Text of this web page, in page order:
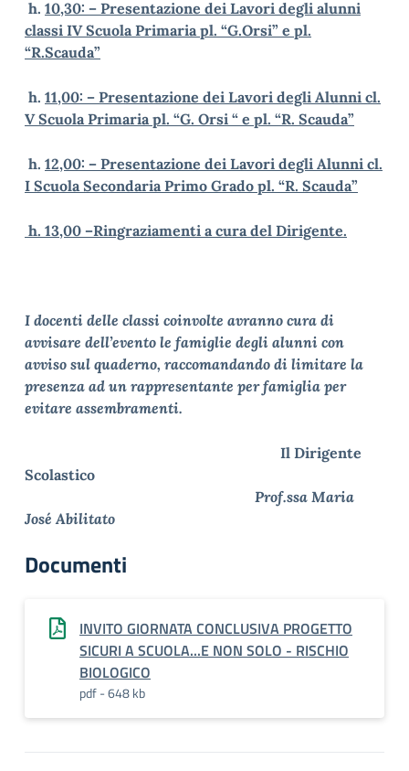
h. 10,30: – Presentazione dei Lavori degli alunni
classi IV Scuola Primaria pl. “G.Orsi” e pl.
“R.Scauda”
h. 11,00: – Presentazione dei Lavori degli Alunni cl.
V Scuola Primaria pl. “G. Orsi “ e pl. “R. Scauda”
h. 12,00: – Presentazione dei Lavori degli Alunni cl.
I Scuola Secondaria Primo Grado pl. “R. Scauda”
h. 13,00 –Ringraziamenti a cura del Dirigente.
I docenti delle classi coinvolte avranno cura di
avvisare dell’evento le famiglie degli alunni con
avviso sul quaderno, raccomandando di limitare la
presenza ad un rappresentante per famiglia per
evitare assembramenti.
Il Dirigente
Scolastico
Prof.ssa Maria
José Abilitato
Documenti
INVITO GIORNATA CONCLUSIVA PROGETTO
SICURI A SCUOLA...E NON SOLO - RISCHIO
BIOLOGICO
pdf - 648 kb